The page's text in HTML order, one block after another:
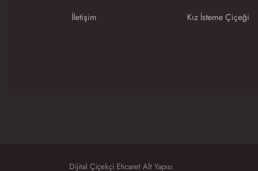
İletişim
Kız İsteme Çiçeği
Dijital Çiçekçi Eticaret Alt Yapısı